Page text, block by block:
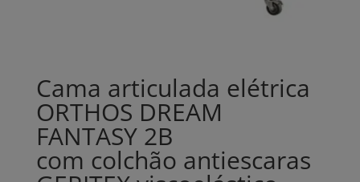
Cama articulada elétrica
ORTHOS DREAM
FANTASY 2B
com colchão antiescaras